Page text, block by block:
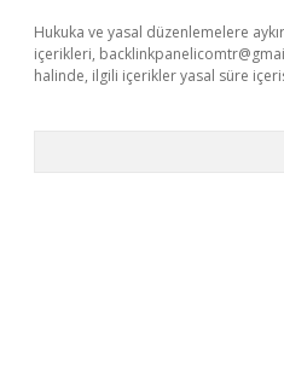
Hukuka ve yasal düzenlemelere
içerikleri,
halinde, ilgili içerikler yasal süre